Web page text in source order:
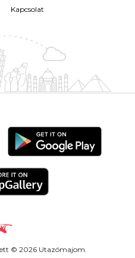
Kapcsolat
© 2026 Utazómajom.